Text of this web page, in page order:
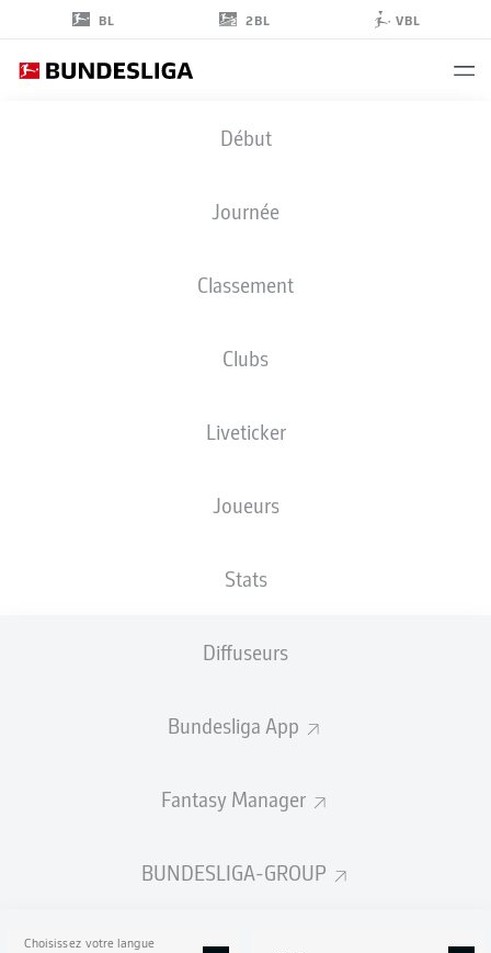
BL 2BL VBL
Début
Journée
Classement
Clubs
Liveticker
Joueurs
Stats
Diffuseurs
Bundesliga App
Fantasy Manager
BUNDESLIGA-GROUP
Choisissez votre langue
STATS DE LA SAISON
2020/2021